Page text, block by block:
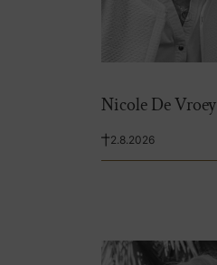
Nicole De Vroey
2.8.2026